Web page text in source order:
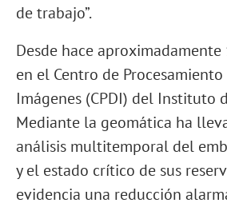
de trabajo”.
Desde hace
en el Centro de
Imágenes (CPDI) del Instituto
Mediante la geomática ha
análisis multitemporal del
y el estado crítico de sus
evidencia una reducción